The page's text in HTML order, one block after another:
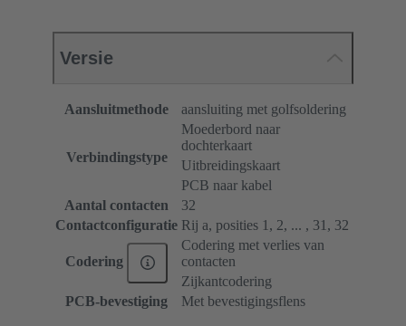
Versie
Aansluitmethode aansluiting met golfsoldering
Verbindingstype
Moederbord naar
dochterkaart
Uitbreidingskaart
PCB naar kabel
Aantal contacten
32
Contactconfiguratie Rij a, posities 1, 2, ... , 31, 32
Codering
Codering met verlies van
contacten
Zijkantcodering
PCB-bevestiging
Met bevestigingsflens